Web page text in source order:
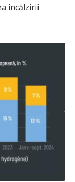
încălzirii